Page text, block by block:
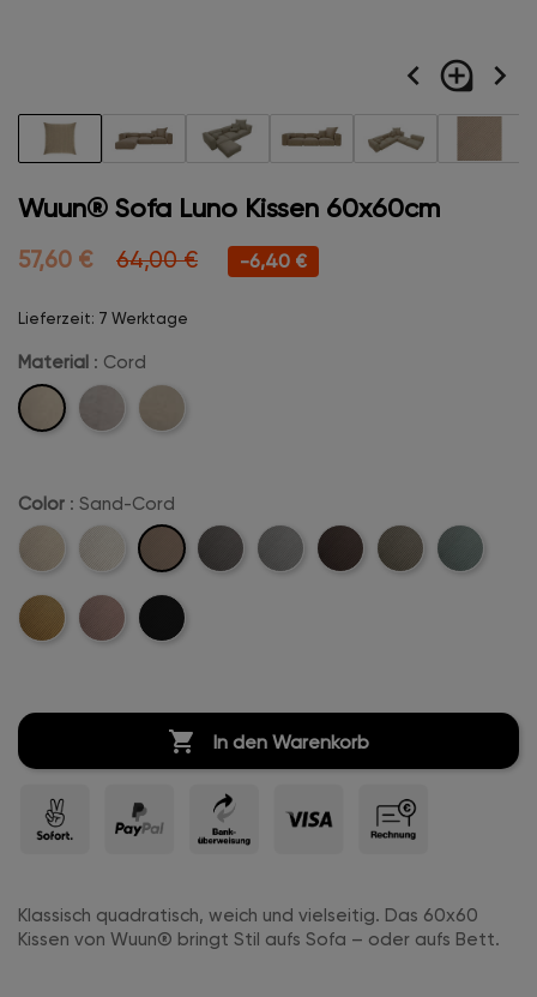
navigate_before loupe navigate_next
Wuun® Sofa Luno Kissen 60x60cm
57,60 € 64,00 € -6,40 €
Lieferzeit: 7 Werktage
Material : Cord
Cord Velvet Boucle
Color : Sand-Cord
Beige-
Creme-
Cord
Sand-
Cord
Anthrazit-Hellgrau-Dunkelbraun-
Khaki-
Mintgreen-
Mustard-Rosa-
Schwarz-
 In den Warenkorb
Klassisch quadratisch, weich und vielseitig. Das 60x60
Kissen von Wuun® bringt Stil aufs Sofa – oder aufs Bett.